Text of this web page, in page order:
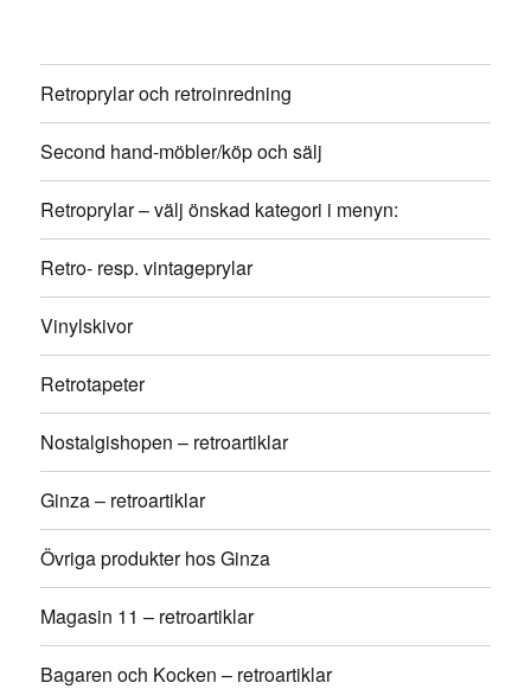
Retroprylar och retroinredning
Second hand-möbler/köp och sälj
Retroprylar – välj önskad kategori i menyn:
Retro- resp. vintageprylar
Vinylskivor
Retrotapeter
Nostalgishopen – retroartiklar
Ginza – retroartiklar
Övriga produkter hos Ginza
Magasin 11 – retroartiklar
Bagaren och Kocken – retroartiklar